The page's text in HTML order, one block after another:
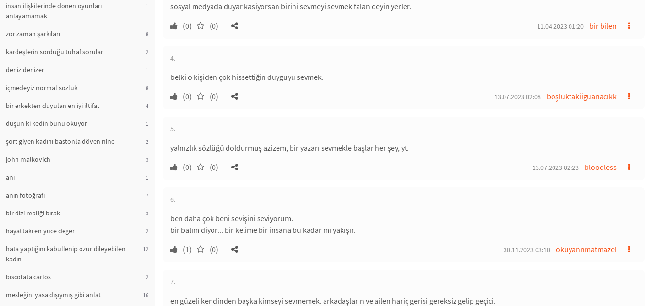
insan ilişkilerinde dönen oyunları
anlayamamak
1
zor zaman şarkıları 8
kardeşlerin sorduğu tuhaf sorular 2
deniz denizer 1
içmedeyiz normal sözlük 8
bir erkekten duyulan en iyi iltifat 4
düşün ki kedin bunu okuyor 1
şort giyen kadını bastonla döven nine 2
john malkovich 3
anı 1
anın fotoğrafı 7
bir dizi repliği bırak 3
hayattaki en yüce değer 2
hata yaptığını kabullenip özür dileyebilen
kadın
12
biscolata carlos 2
mesleğini yasa dışıymış gibi anlat 16
sosyal medyada duyar kasiyorsan birini sevmeyi sevmek falan deyin yerler.
(0)
(0) bir bilen
11.04.2023 01:20
4.
belki o kişiden çok hissettiğin duyguyu sevmek.
(0)
(0) boşluktakiiguanacıkk
13.07.2023 02:08
5.
yalnızlık sözlüğü doldurmuş azizem, bir yazarı sevmekle başlar her şey, yt.
(0)
(0) bloodless
13.07.2023 02:23
6.
ben daha çok beni sevişini seviyorum.
bir balım diyor... bir kelime bir insana bu kadar mı yakışır.
(1)
(0) okuyannmatmazel
30.11.2023 03:10
7.
en güzeli kendinden başka kimseyi sevmemek. arkadaşların ve ailen hariç gerisi gereksiz gelip geçici.